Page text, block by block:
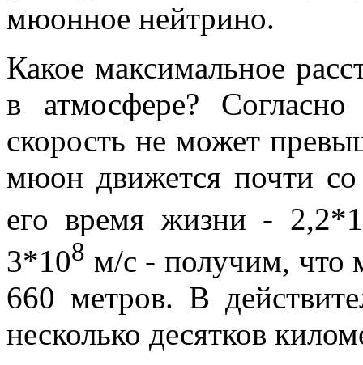
мюонное нейтрино.
Какое максимальное
в атмосфере? Согласно
скорость не может
мюон движется почти
его время жизни -
3*108 м/с - получим, что
660 метров. В
несколько десятков